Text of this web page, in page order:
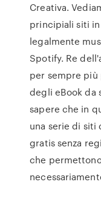
Creativa.
principiali siti
legalmente
Spotify. Re
per sempre più
degli eBook da
sapere che in
una serie di
gratis senza
che